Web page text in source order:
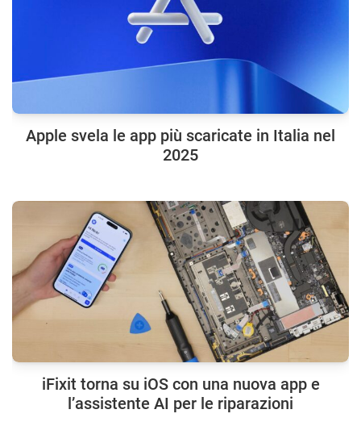
Apple svela le app più scaricate in Italia nel
2025
iFixit torna su iOS con una nuova app e
l’assistente AI per le riparazioni